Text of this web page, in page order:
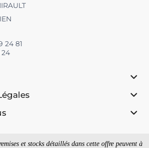
24 81
24
et stocks détaillés dans cette offre peuvent à